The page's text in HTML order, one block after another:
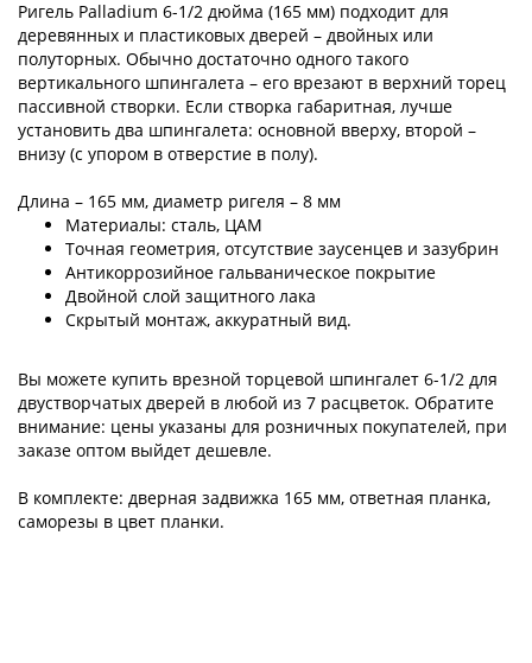
Ригель Palladium 6-1/2 дюйма (165 мм) подходит для
деревянных и пластиковых дверей – двойных или
полуторных. Обычно достаточно одного такого
вертикального шпингалета – его врезают в верхний торец
пассивной створки. Если створка габаритная, лучше
установить два шпингалета: основной вверху, второй –
внизу (с упором в отверстие в полу).
Длина – 165 мм, диаметр ригеля – 8 мм
Материалы: сталь, ЦАМ
Точная геометрия, отсутствие заусенцев и зазубрин
Антикоррозийное гальваническое покрытие
Двойной слой защитного лака
Скрытый монтаж, аккуратный вид.
Вы можете купить врезной торцевой шпингалет 6-1/2 для
двустворчатых дверей в любой из 7 расцветок. Обратите
внимание: цены указаны для розничных покупателей, при
заказе оптом выйдет дешевле.
В комплекте: дверная задвижка 165 мм, ответная планка,
саморезы в цвет планки.